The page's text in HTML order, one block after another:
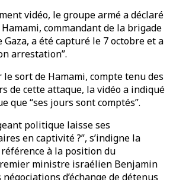
vidéo, le groupe armé a déclaré
commandant de la brigade
a été capturé le 7 octobre et a
arrestation”.
sort de Hamami, compte tenu des
de cette attaque, la vidéo a indiqué
que “ses jours sont comptés”.
politique laisse ses
en captivité ?”, s’indigne la
à la position du
ministre israélien Benjamin
d’échange de détenus